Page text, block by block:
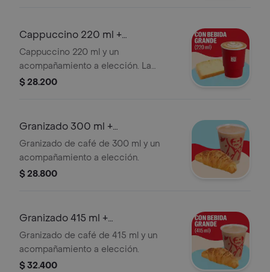
durante el transporte para pedidos a
domicilio.
Cappuccino 220 ml +
Acompañamiento
Cappuccino 220 ml y un
acompañamiento a elección. La
presentación del Cappuccino puede
durante el transporte para pedidos a
$ 28.200
Granizado 300 ml +
Acompañamiento
Granizado de café de 300 ml y un
acompañamiento a elección.
$ 28.800
Granizado 415 ml +
Acompañamiento
Granizado de café de 415 ml y un
acompañamiento a elección.
$ 32.400